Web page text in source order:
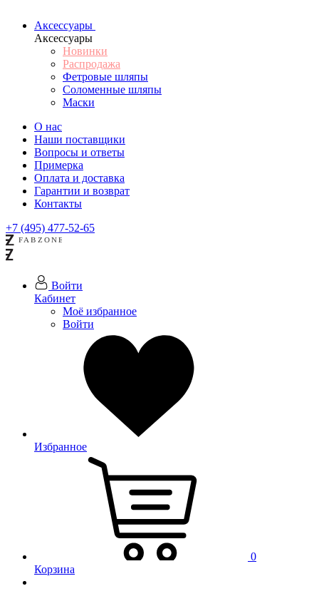
Аксессуары
Аксессуары
Новинки
Распродажа
Фетровые шляпы
Соломенные шляпы
Маски
О нас
Наши поставщики
Вопросы и ответы
Примерка
Оплата и доставка
Гарантии и возврат
Контакты
+7 (495) 477-52-65
Войти
Кабинет
Моё избранное
Войти
Избранное
0
Корзина